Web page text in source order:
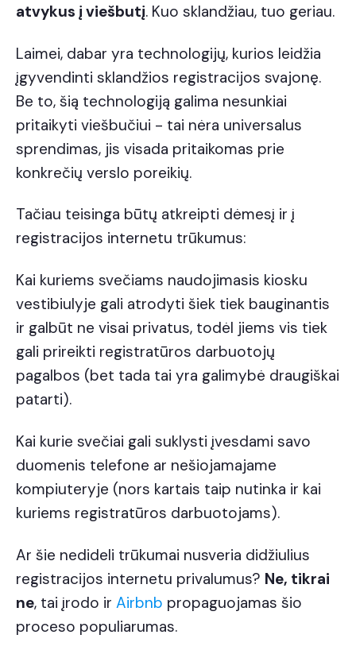
atvykus į viešbutį. Kuo sklandžiau, tuo geriau.
Laimei, dabar yra technologijų, kurios leidžia
įgyvendinti sklandžios registracijos svajonę.
Be to, šią technologiją galima nesunkiai
pritaikyti viešbučiui - tai nėra universalus
sprendimas, jis visada pritaikomas prie
konkrečių verslo poreikių.
Tačiau teisinga būtų atkreipti dėmesį ir į
registracijos internetu trūkumus:
Kai kuriems svečiams naudojimasis kiosku
vestibiulyje gali atrodyti šiek tiek bauginantis
ir galbūt ne visai privatus, todėl jiems vis tiek
gali prireikti registratūros darbuotojų
pagalbos (bet tada tai yra galimybė draugiškai
patarti).
Kai kurie svečiai gali suklysti įvesdami savo
duomenis telefone ar nešiojamajame
kompiuteryje (nors kartais taip nutinka ir kai
kuriems registratūros darbuotojams).
Ar šie nedideli trūkumai nusveria didžiulius
registracijos internetu privalumus? Ne, tikrai
ne, tai įrodo ir Airbnb propaguojamas šio
proceso populiarumas.